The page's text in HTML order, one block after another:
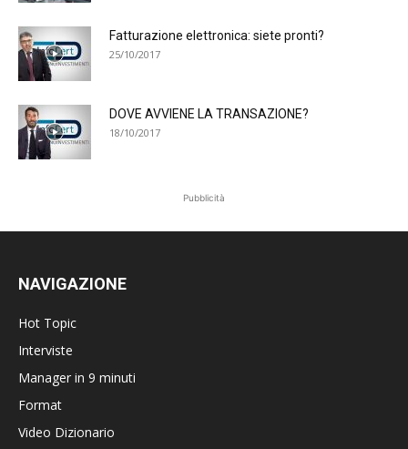
Fatturazione elettronica: siete pronti?
25/10/2017
DOVE AVVIENE LA TRANSAZIONE?
18/10/2017
Pubblicità
NAVIGAZIONE
Hot Topic
Interviste
Manager in 9 minuti
Format
Video Dizionario